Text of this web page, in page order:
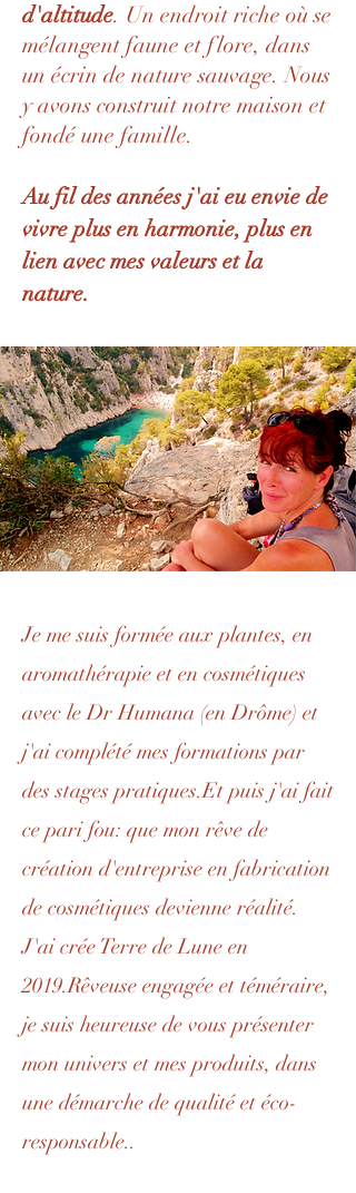
d'altitude. Un endroit riche où se
mélangent faune et flore, dans
un écrin de nature sauvage. Nous
y avons construit notre maison et
fondé une famille.
Au fil des années j'ai eu envie de
vivre plus en harmonie, plus en
lien avec mes valeurs et la
nature.
Je me suis formée aux plantes, en
aromathérapie et en cosmétiques
avec le Dr Humana (en Drôme) et
j'ai complété mes formations par
des stages pratiques.Et puis j'ai fait
ce pari fou: que mon rêve de
création d'entreprise en fabrication
de cosmétiques devienne réalité.
J'ai crée Terre de Lune en
2019.Rêveuse engagée et téméraire,
je suis heureuse de vous présenter
mon univers et mes produits, dans
une démarche de qualité et éco-
responsable..